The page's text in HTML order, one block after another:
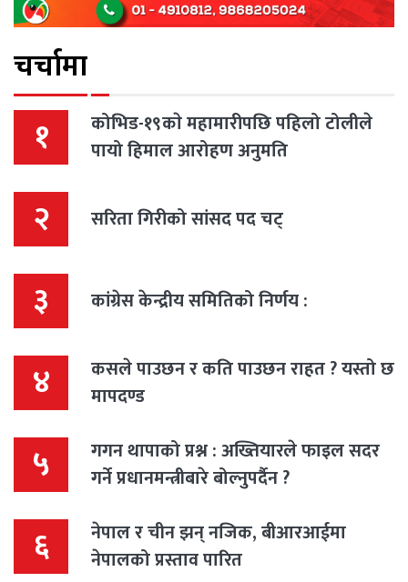
चर्चामा
१
कोभिड-१९काे महामारीपछि पहिलो टोलीले
पायो हिमाल आरोहण अनुमति
२ सरिता गिरीको सांसद पद चट्
३ कांग्रेस केन्द्रीय समितिको निर्णय :
४
कसले पाउछन र कति पाउछन राहत ? यस्तो छ
मापदण्ड
५
गगन थापाको प्रश्न : अख्तियारले फाइल सदर
गर्ने प्रधानमन्त्रीबारे बोल्नुपर्दैन ?
६
नेपाल र चीन झन् नजिक, बीआरआईमा
नेपालको प्रस्ताव पारित